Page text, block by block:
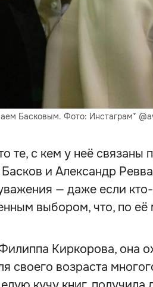
Басковым. Фото: Инстаграм*
те, с кем у неё связаны
и Александр
— даже если
выбором, что, по её
Киркорова, она
своего возраста